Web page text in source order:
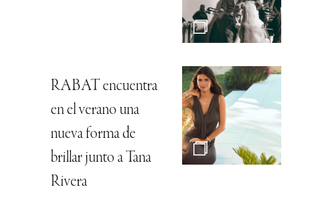
RABAT encuentra
en el verano una
nueva forma de
brillar junto a Tana
Rivera